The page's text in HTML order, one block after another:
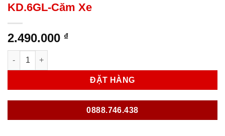
KD.6GL-Căm Xe
2.490.000 ₫
Cửa gỗ công nghiệp HDF veneer KD.6GL-Căm Xe số lượng
ĐẶT HÀNG
0888.746.438